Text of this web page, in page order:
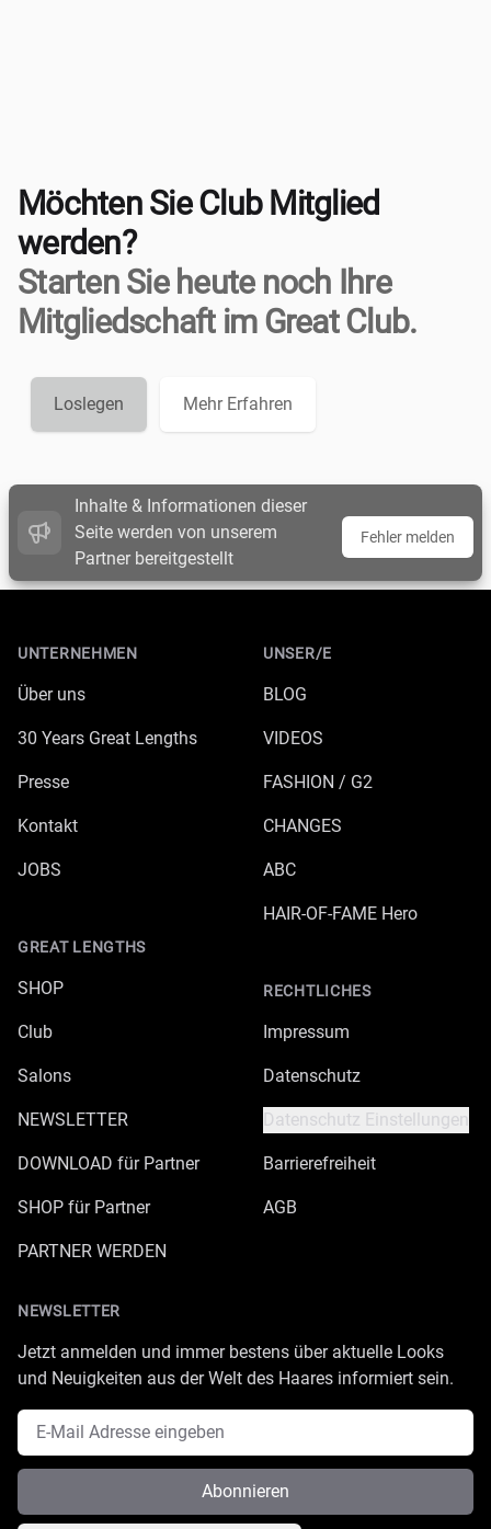
Möchten Sie Club Mitglied
werden?
Starten Sie heute noch Ihre
Mitgliedschaft im Great Club.
Loslegen Mehr Erfahren
Inhalte & Informationen dieser
Seite werden von unserem
Partner bereitgestellt
Fehler melden
UNTERNEHMEN
Über uns
30 Years Great Lengths
Presse
Kontakt
JOBS
GREAT LENGTHS
SHOP
Club
Salons
NEWSLETTER
DOWNLOAD für Partner
SHOP für Partner
PARTNER WERDEN
UNSER/E
BLOG
VIDEOS
FASHION / G2
CHANGES
ABC
HAIR-OF-FAME Hero
RECHTLICHES
Impressum
Datenschutz
Datenschutz Einstellungen
Barrierefreiheit
AGB
NEWSLETTER
Jetzt anmelden und immer bestens über aktuelle Looks
und Neuigkeiten aus der Welt des Haares informiert sein.
E-Mail Adresse
Abonnieren